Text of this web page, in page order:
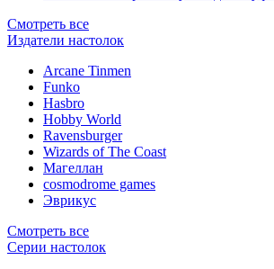
Смотреть все
Издатели настолок
Arcane Tinmen
Funko
Hasbro
Hobby World
Ravensburger
Wizards of The Coast
Магеллан
сosmodrome games
Эврикус
Смотреть все
Серии настолок